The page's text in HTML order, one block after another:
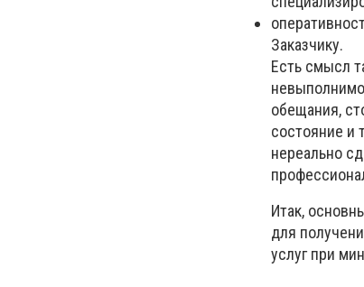
Заказчику.
Есть смысл
обещания,
состояние и
нереально
Итак,
для
услуг при